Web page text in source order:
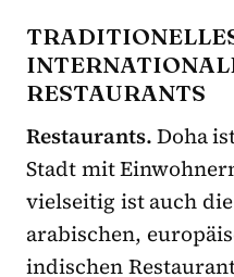
RESTAURANTS
Restaurants.Doha
Stadt mit
vielseitig ist auch
arabischen,
indischen